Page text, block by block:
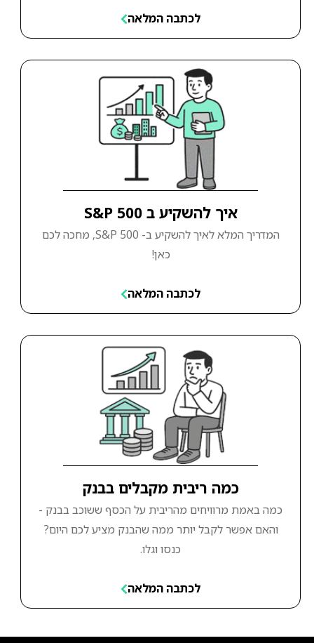
לכתבה המלאה
איך להשקיע ב S&P 500
המדריך המלא לאיך להשקיע ב- S&P 500, מחכה לכם
כאן!
לכתבה המלאה
כמה ריבית מקבלים בבנק
כמה באמת מרוויחים מהריבית על הכסף ששוכב בבנק -
והאם אפשר לקבל יותר ממה שהבנק מציע לכם היום?
כנסו וגלו.
לכתבה המלאה